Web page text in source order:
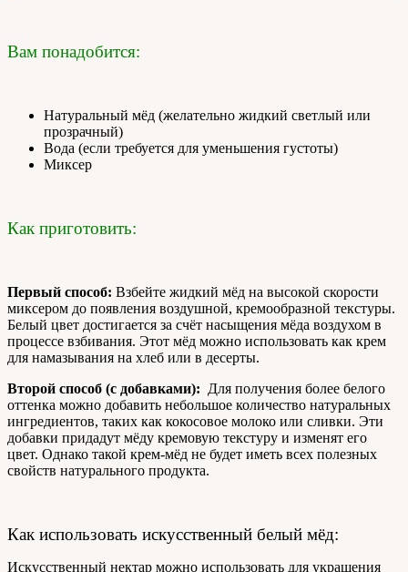
Вам понадобится:
Натуральный мёд (желательно жидкий светлый или
прозрачный)
Вода (если требуется для уменьшения густоты)
Миксер
Как приготовить:
Первый способ: Взбейте жидкий мёд на высокой скорости
миксером до появления воздушной, кремообразной текстуры.
Белый цвет достигается за счёт насыщения мёда воздухом в
процессе взбивания. Этот мёд можно использовать как крем
для намазывания на хлеб или в десерты.
Второй способ (с добавками): Для получения более белого
оттенка можно добавить небольшое количество натуральных
ингредиентов, таких как кокосовое молоко или сливки. Эти
добавки придадут мёду кремовую текстуру и изменят его
цвет. Однако такой крем-мёд не будет иметь всех полезных
свойств натурального продукта.
Как использовать искусственный белый мёд:
Искусственный нектар можно использовать для украшения